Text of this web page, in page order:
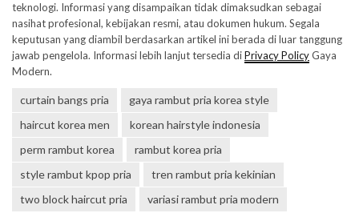
teknologi. Informasi yang disampaikan tidak dimaksudkan sebagai
nasihat profesional, kebijakan resmi, atau dokumen hukum. Segala
keputusan yang diambil berdasarkan artikel ini berada di luar tanggung
jawab pengelola. Informasi lebih lanjut tersedia diPrivacy PolicyGaya
Modern.
curtain bangs pria
gaya rambut pria korea style
haircut korea men
korean hairstyle indonesia
perm rambut korea
rambut korea pria
style rambut kpop pria
tren rambut pria kekinian
two block haircut pria
variasi rambut pria modern